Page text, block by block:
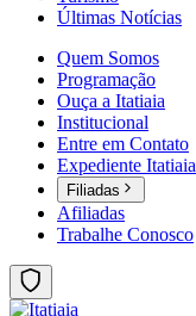
Últimas Notícias
Quem Somos
Programação
Ouça a Itatiaia
Institucional
Entre em Contato
Expediente Itatiaia
Filiadas
Afiliadas
Trabalhe Conosco